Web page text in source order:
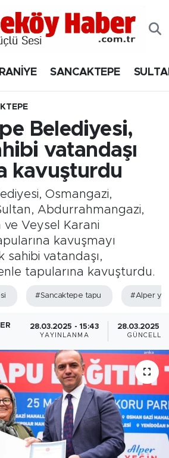
SANCAKTEPE
Belediyesi,
vatandaşı
kavuşturdu
Osmangazi,
Abdurrahmangazi,
ve Veysel Karani
kavuşmayı
sahibi vatandaşı,
tapularına kavuşturdu.
#Sancaktepe tapu #Alper
28.03.2025 - 15:43
YAYINLANMA
28.03.2025 -
Durumu ve Fikstür